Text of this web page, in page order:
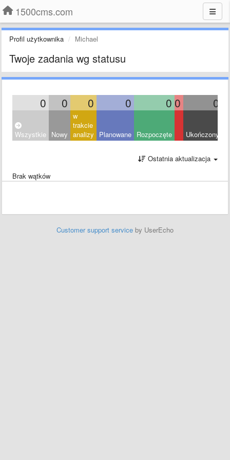
1500cms.com
Profil użytkownika Michael
Twoje zadania wg statusu
0 0 0 0 0 0 0
Wszystkie Nowy
w
trakcie
analizy
Planowane Rozpoczęte Ukończony
Ostatnia aktualizacja
Brak wątków
Customer support service by UserEcho